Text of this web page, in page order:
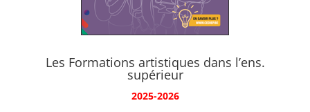
Les Formations artistiques dans l’ens.
supérieur
2025-2026